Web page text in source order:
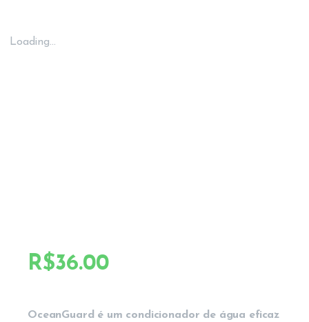
Loading...
R$36.00
OceanGuard é um condicionador de água eficaz